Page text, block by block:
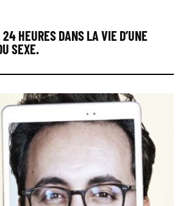
HEURES DANS LA VIE D’UNE
SEXE.